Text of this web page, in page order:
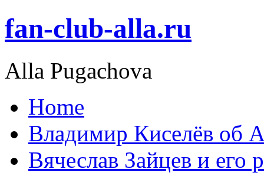
fan-club-alla.ru
Alla Pugachova
Home
Владимир Киселёв об
Вячеслав Зайцев и его